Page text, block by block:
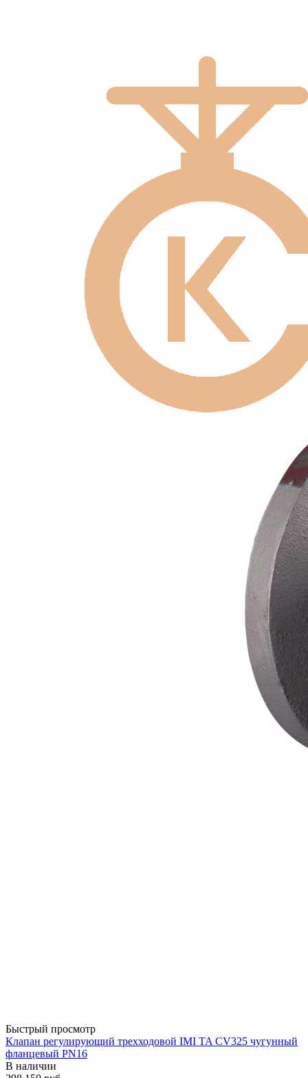
Быстрый просмотр
Клапан регулирующий трехходовой IMI TA CV325 чугунный
фланцевый PN16
В наличии